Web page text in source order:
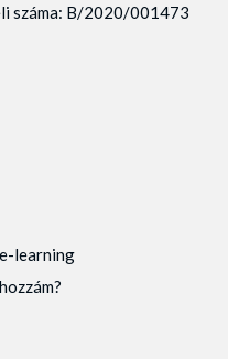
száma: B/2020/001473
learning